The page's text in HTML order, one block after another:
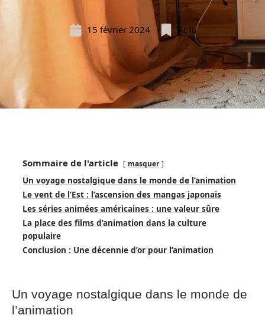
15 février 2024 Actu
Sommaire de l'article masquer
Un voyage nostalgique dans le monde de l’animation
Le vent de l’Est : l’ascension des mangas japonais
Les séries animées américaines : une valeur sûre
La place des films d’animation dans la culture
populaire
Conclusion : Une décennie d’or pour l’animation
Un voyage nostalgique dans le monde de
l’animation